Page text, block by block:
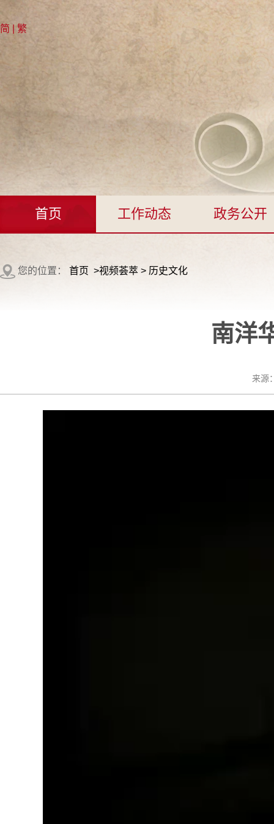
简 |繁
首页 工作动态 政务公开
您的位置： 首页 >视频荟萃 > 历史文化
南洋
来